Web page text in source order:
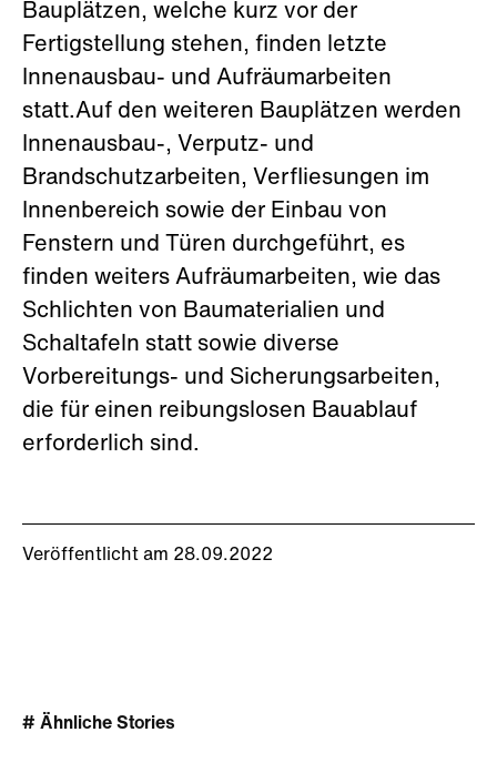
Veröffentlicht am 28.09.2022
Bauplätzen, welche kurz vor der
Fertigstellung stehen, finden letzte
Innenausbau- und Aufräumarbeiten
statt.Auf den weiteren Bauplätzen werden
Innenausbau-, Verputz- und
Brandschutzarbeiten, Verfliesungen im
Innenbereich sowie der Einbau von
Fenstern und Türen durchgeführt, es
finden weiters Aufräumarbeiten, wie das
Schlichten von Baumaterialien und
Schaltafeln statt sowie diverse
Vorbereitungs- und Sicherungsarbeiten,
die für einen reibungslosen Bauablauf
erforderlich sind.
# Ähnliche Stories